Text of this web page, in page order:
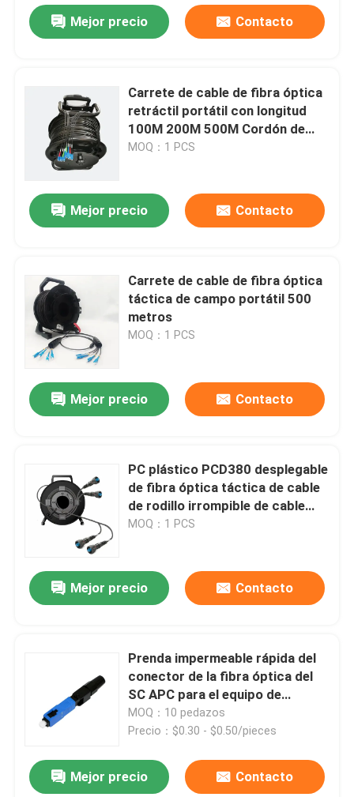
Mejor precio Contacto
Carrete de cable de fibra óptica
retráctil portátil con longitud
100M 200M 500M Cordón de
parche de fibra óptica táctica
MOQ：1 PCS
Mejor precio Contacto
Carrete de cable de fibra óptica
táctica de campo portátil 500
metros
MOQ：1 PCS
Mejor precio Contacto
PC plástico PCD380 desplegable
de fibra óptica táctica de cable
de rodillo irrompible de cable
vacío tambor bobina
MOQ：1 PCS
Mejor precio Contacto
Prenda impermeable rápida del
conector de la fibra óptica del
SC APC para el equipo de
telecomunicaciones de FTTH
MOQ：10 pedazos
Precio：$0.30 - $0.50/pieces
Mejor precio Contacto